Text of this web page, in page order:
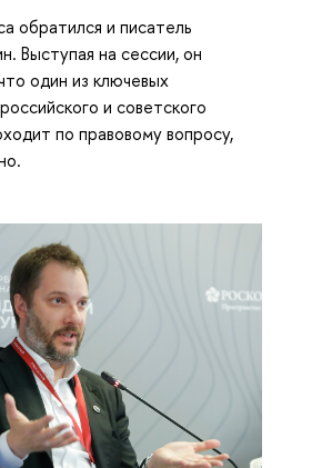
обратился и писатель
Выступая на сессии, он
один из ключевых
и советского
по правовому вопросу,